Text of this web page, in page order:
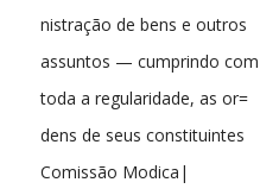
nistração de bens e outros
assuntos — cumprindo com
toda a regularidade, as or=
dens de seus constituintes
Comissão Modica|